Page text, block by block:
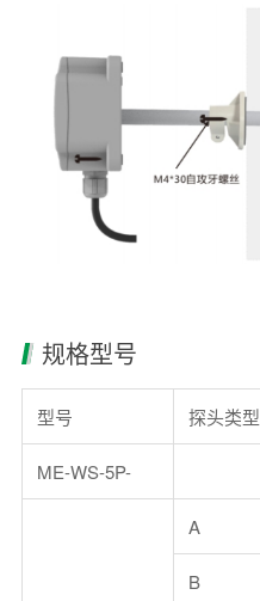
规格型号
型号 探头类型
ME-WS-5P-
A
B